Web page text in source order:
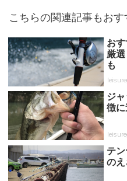
こちらの関連記事もおす
お
厳
も
ジ
徴に
テ
のえ